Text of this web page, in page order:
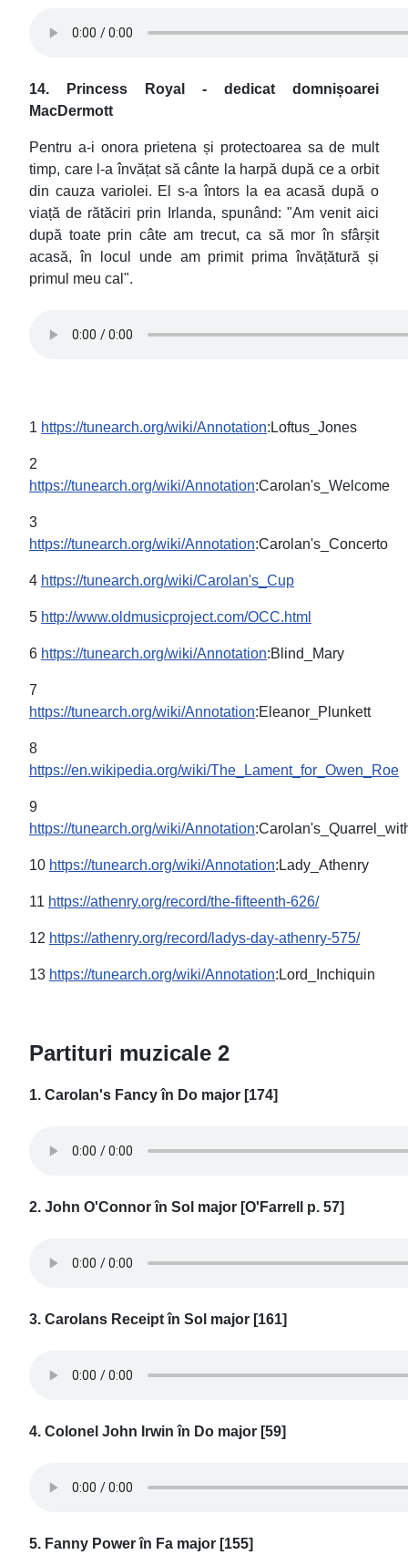
14. Princess Royal - dedicat domnișoarei
MacDermott
Pentru a-i onora prietena și protectoarea sa de mult
timp, care l-a învățat să cânte la harpă după ce a orbit
din cauza variolei. El s-a întors la ea acasă după o
viață de rătăciri prin Irlanda, spunând: "Am venit aici
după toate prin câte am trecut, ca să mor în sfârșit
acasă, în locul unde am primit prima învățătură și
primul meu cal".
1 https://tunearch.org/wiki/Annotation:Loftus_Jones
2
https://tunearch.org/wiki/Annotation:Carolan's_Welcome
3
https://tunearch.org/wiki/Annotation:Carolan's_Concerto
4 https://tunearch.org/wiki/Carolan's_Cup
5 http://www.oldmusicproject.com/OCC.html
6 https://tunearch.org/wiki/Annotation:Blind_Mary
7
https://tunearch.org/wiki/Annotation:Eleanor_Plunkett
8
https://en.wikipedia.org/wiki/The_Lament_for_Owen_Roe
9
https://tunearch.org/wiki/Annotation
10 https://tunearch.org/wiki/Annotation:Lady_Athenry
11 https://athenry.org/record/the-fifteenth-626/
12 https://athenry.org/record/ladys-day-athenry-575/
13 https://tunearch.org/wiki/Annotation:Lord_Inchiquin
Partituri muzicale 2
1. Carolan's Fancy în Do major [174]
2. John O'Connor în Sol major [O'Farrell p. 57]
3. Carolans Receipt în Sol major [161]
4. Colonel John Irwin în Do major [59]
5. Fanny Power în Fa major [155]